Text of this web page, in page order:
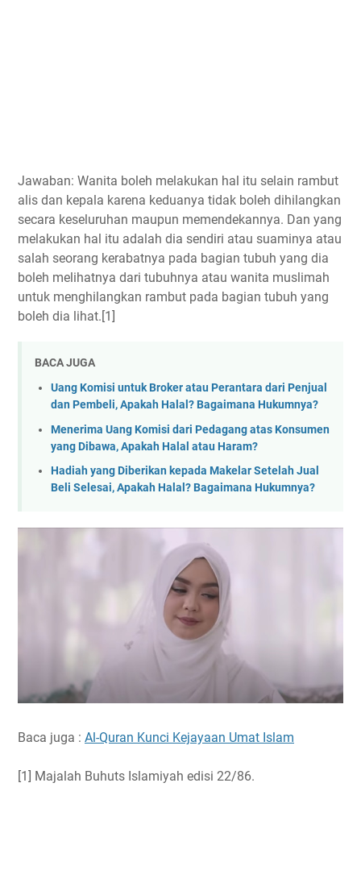
Jawaban: Wanita boleh melakukan hal itu selain rambut
alis dan kepala karena keduanya tidak boleh dihilangkan
secara keseluruhan maupun memendekannya. Dan yang
melakukan hal itu adalah dia sendiri atau suaminya atau
salah seorang kerabatnya pada bagian tubuh yang dia
boleh melihatnya dari tubuhnya atau wanita muslimah
untuk menghilangkan rambut pada bagian tubuh yang
boleh dia lihat.[1]
BACA JUGA
Uang Komisi untuk Broker atau Perantara dari Penjual
dan Pembeli, Apakah Halal? Bagaimana Hukumnya?
Menerima Uang Komisi dari Pedagang atas Konsumen
yang Dibawa, Apakah Halal atau Haram?
Hadiah yang Diberikan kepada Makelar Setelah Jual
Beli Selesai, Apakah Halal? Bagaimana Hukumnya?
Baca juga : Al-Quran Kunci Kejayaan Umat Islam
[1] Majalah Buhuts Islamiyah edisi 22/86.